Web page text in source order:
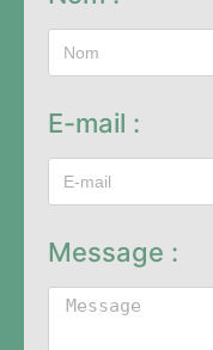
E-mail :
Message :